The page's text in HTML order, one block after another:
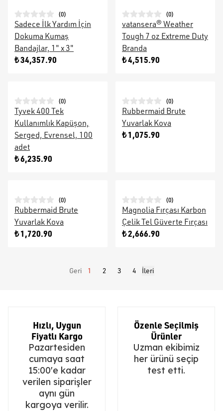
(0)
Sadece İlk Yardım İçin
Dokuma Kumaş
Bandajlar, 1" x 3"
₺ 34,357.90
(0)
vatansera® Weather
Tough 7 oz Extreme Duty
Branda
₺ 4,515.90
(0)
Tyvek 400 Tek
Kullanımlık Kapüşon,
Serged, Evrensel, 100
adet
₺ 6,235.90
(0)
Rubbermaid Brute
Yuvarlak Kova
₺ 1,075.90
(0)
Rubbermaid Brute
Yuvarlak Kova
₺ 1,720.90
(0)
Magnolia Fırçası Karbon
Çelik Tel Güverte Fırçası
₺ 2,666.90
Geri 1 2 3 4 İleri
Hızlı, Uygun
Fiyatlı Kargo
Pazartesiden
cumaya saat
15:00'e kadar
verilen siparişler
aynı gün
kargoya verilir.
Özenle Seçilmiş
Ürünler
Uzman ekibimiz
her ürünü seçip
test etti.